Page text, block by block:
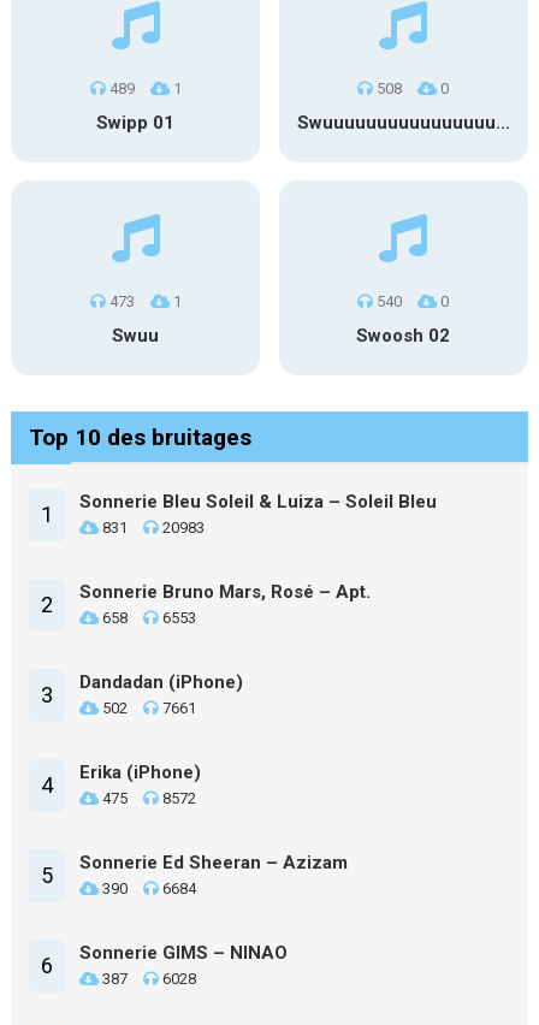
489 1
Swipp 01
508 0
Swuuuuuuuuuuuuuuuuuuuuuu
473 1
Swuu
540 0
Swoosh 02
Top 10 des bruitages
1 Sonnerie Bleu Soleil & Luiza – Soleil Bleu
831 20983
2 Sonnerie Bruno Mars, Rosé – Apt.
658 6553
3 Dandadan (iPhone)
502 7661
4 Erika (iPhone)
475 8572
5 Sonnerie Ed Sheeran – Azizam
390 6684
6 Sonnerie GIMS – NINAO
387 6028